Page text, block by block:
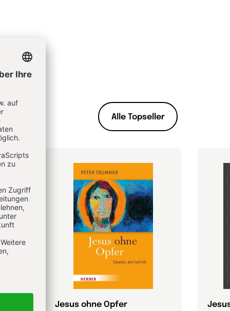
Alle Topseller
Jesus ohne Opfer